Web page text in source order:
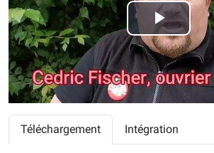
Play
Video
Téléchargement Intégration